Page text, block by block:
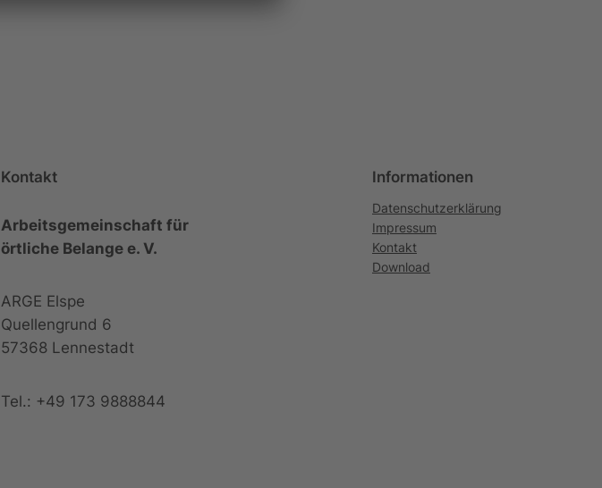
Kontakt
Arbeitsgemeinschaft für
örtliche Belange e. V.
ARGE Elspe
Quellengrund 6
57368 Lennestadt
Tel.: +49 173 9888844
Informationen
Datenschutzerklärung
Impressum
Kontakt
Download